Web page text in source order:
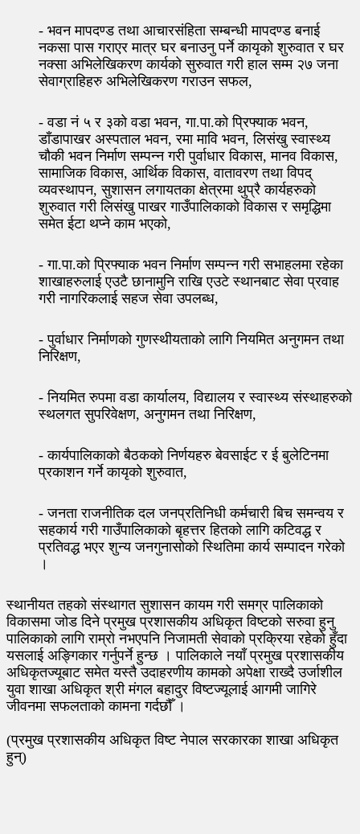
- भवन मापदण्ड तथा आचारसंहिता सम्बन्धी मापदण्ड बनाई
नकसा पास गराएर मात्र घर बनाउनु पर्ने कायृको शुरुवात र घर
नक्सा अभिलेखिकरण कार्यको सुरुवात गरी हाल सम्म २७ जना
सेवाग्राहिहरु अभिलेखिकरण गराउन सफल,
- वडा नं ५ र ३को वडा भवन, गा.पा.को प्रिफ्याक भवन,
डाँडापाखर अस्पताल भवन, रमा मावि भवन, लिसंखु स्वास्थ्य
चौकी भवन निर्माण सम्पन्न गरी पुर्वाधार विकास, मानव विकास,
सामाजिक विकास, आर्थिक विकास, वातावरण तथा विपद्
व्यवस्थापन, सुशासन लगायतका क्षेत्रमा थुप्रै कार्यहरुको
शुरुवात गरी लिसंखु पाखर गाउँपालिकाको विकास र समृद्धिमा
समेत ईटा थप्ने काम भएको,
- गा.पा.को प्रिफ्याक भवन निर्माण सम्पन्न गरी सभाहलमा रहेका
शाखाहरुलाई एउटै छानामुनि राखि एउटे स्थानबाट सेवा प्रवाह
गरी नागरिकलाई सहज सेवा उपलब्ध,
- पुर्वाधार निर्माणको गुणस्थीयताको लागि नियमित अनुगमन तथा
निरिक्षण,
- नियमित रुपमा वडा कार्यालय, विद्यालय र स्वास्थ्य संस्थाहरुको
स्थलगत सुपरिवेक्षण, अनुगमन तथा निरिक्षण,
- कार्यपालिकाको बैठकको निर्णयहरु बेवसाईट र ई बुलेटिनमा
प्रकाशन गर्ने कायृको शुरुवात,
- जनता राजनीतिक दल जनप्रतिनिधी कर्मचारी बिच समन्वय र
सहकार्य गरी गाउँपालिकाको बृहत्तर हितको लागि कटिवद्ध र
प्रतिवद्ध भएर शुन्य जनगुनासोको स्थितिमा कार्य सम्पादन गरेको
।
स्थानीयत तहको संस्थागत सुशासन कायम गरी समग्र पालिकाको
विकासमा जोड दिने प्रमुख प्रशासकीय अधिकृत विष्टको सरुवा हुनु
पालिकाको लागि राम्रो नभएपनि निजामती सेवाको प्रक्रिया रहेको हुँदा
यसलाई अङ्गिकार गर्नुपर्ने हुन्छ । पालिकाले नयाँ प्रमुख प्रशासकीय
अधिकृतज्यूबाट समेत यस्तै उदाहरणीय कामको अपेक्षा राख्दै उर्जाशील
युवा शाखा अधिकृत श्री मंगल बहादुर विष्टज्यूलाई आगमी जागिरे
जीवनमा सफलताको कामना गर्दछौँ ।
(प्रमुख प्रशासकीय अधिकृत विष्ट नेपाल सरकारका शाखा अधिकृत
हुन्)